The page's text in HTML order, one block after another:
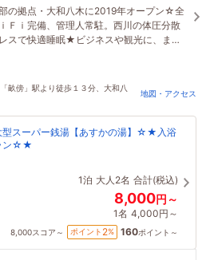
の拠点・大和八木に2019年オープン☆全
Ｆｉ完備、管理人常駐。西川の体圧分散
スで快適睡眠★ビジネスや観光に、また
ス未経験者にも多くご利用いただいてお
畝傍」駅より徒歩１３分、大和八
地図・アクセス
型スーパー銭湯【あすかの湯】☆★入浴
ン☆★
1泊 大人2名 合計(税込)
8,000円～
1名 4,000円～
8,000スコア～ ポイント 2% 160ポイント～